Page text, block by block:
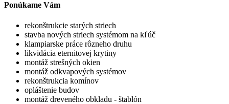
Ponúkame Vám
rekonštrukcie starých striech
stavba nových striech systémom na kľúč
klampiarske práce rôzneho druhu
likvidácia eternitovej krytiny
montáž strešných okien
montáž odkvapových systémov
rekonštrukcia komínov
opláštenie budov
montáž dreveného obkladu - štablón